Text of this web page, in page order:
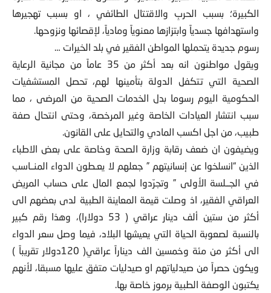
الكبيرة؛ بسبب الحربِ والاقتتال الطائفي ، او بسبب تهجيرها
واستهدافها جسدياً وابتزازها معنوياً ومادياً، لإقصائها ونزوحها.
رسوم جديدة يتحملها المواطن الفقير في بلد الخيرات …
ويقول مواطنون انه بعد أكثر من 35 عاماً من مجانية الرعاية
الصحية التي تتكفل الدولة بتأمينها لهم، تحصل المستشفيات
الحكومية اليوم رسوما بدل الخدمات الصحية من المرضى ، مما
سبب انتشار العيادات الخاصة وغير المرخصة، وحتى انتحال صفة
طبيب، من اجل اكسب المادي والتحايل على القانون.
ويضيفون ان ضعف رقابة وزارة الصحة وخاصة على بعض الاطباء
الذين “انسلخوا عن إنسانيتهم ” جعلهم لا يعـطون الدواء المنــاسب
في الجــلسة الأولى ” وتجرّدوا لجمع المال على حساب المريض
العراقي الفقير، اذ وصلت قيمة المعاينة الطبية لدى بعضهم الى
أكثر من ستين ألف دينار عراقي ( 53 دولارا)، وهذا رقم كبير
بالنسبة لصعوبة الحياة التي يعيشها البلاد، فيما وصل سعر الدواء
الى أكثر من مئة وخمسين الف ديناراً عراقي( 120دولار تقريباً )
ويكون حصراً من صيدلياتهم او صيدليات متفق عليها مسبقا، لأنهم
يكتبون الوصفة الطبية برموز خاصة بها.